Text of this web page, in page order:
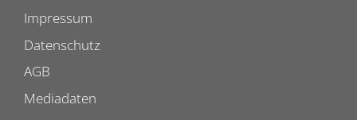
Impressum
Datenschutz
AGB
Mediadaten